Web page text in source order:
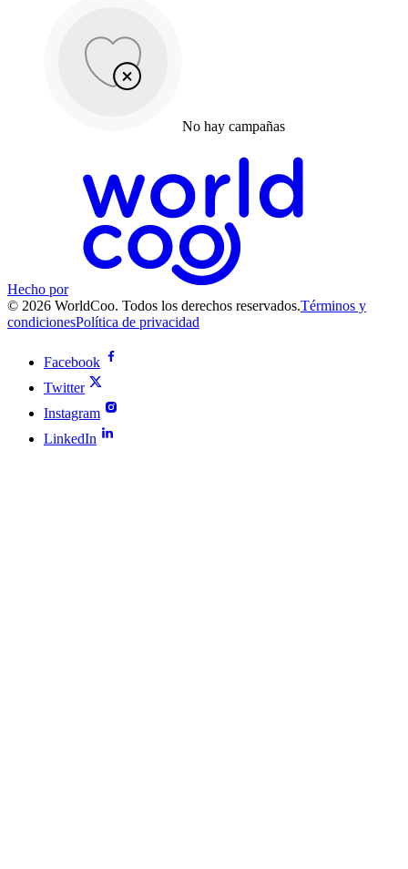
No hay campañas
Hecho por
© 2026 WorldCoo. Todos los derechos reservados.Términos y
condicionesPolítica de privacidad
Facebook
Twitter
Instagram
LinkedIn